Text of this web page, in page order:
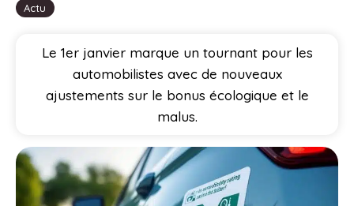
Actu
Le 1er janvier marque un tournant pour les
automobilistes avec de nouveaux
ajustements sur le bonus écologique et le
malus.